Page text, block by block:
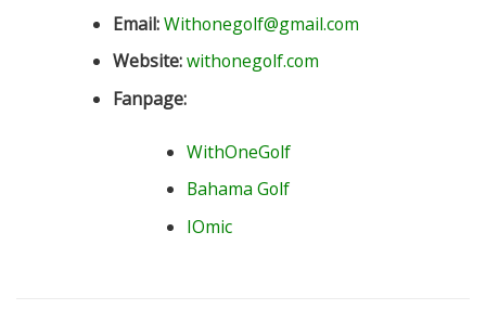
Email:Withonegolf@gmail.com
Website:withonegolf.com
Fanpage:
WithOneGolf
Bahama Golf
IOmic